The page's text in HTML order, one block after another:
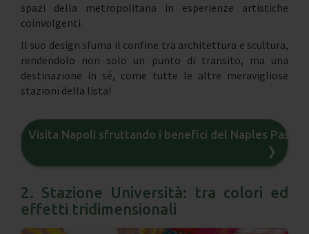
spazi della metropolitana in esperienze artistiche
coinvolgenti.
Il suo design sfuma il confine tra architettura e scultura,
rendendolo non solo un punto di transito, ma una
destinazione in sé, come tutte le altre meravigliose
stazioni della lista!
Visita Napoli sfruttando i benefici del Naples Pass
❯
2. Stazione Università: tra colori ed
effetti tridimensionali